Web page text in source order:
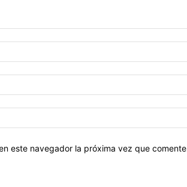
este navegador la próxima vez que